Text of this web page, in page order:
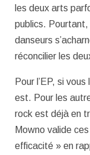
les deux arts
publics.
danseurs
réconcilier les
Pour l’EP, si
est. Pour les
rock est déjà en
Mowno valide
efficacité » en